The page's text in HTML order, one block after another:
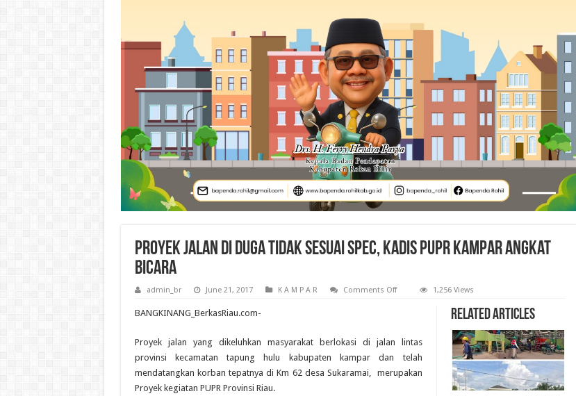
Proyek jalan di duga tidak sesuai spec, Kadis PUPR kampar angkat
bicara
admin_br June 21, 2017 K A M P A R Comments Offon
sesuai
spec,
Kadis
PUPR
kampar
1,256 Views
Related Articles
BANGKINANG_BerkasRiau.com-
Proyek jalan yang dikeluhkan masyarakat berlokasi di jalan lintas
provinsi kecamatan tapung hulu kabupaten kampar dan telah
mendatangkan korban tepatnya di Km 62 desa Sukaramai, merupakan
Proyek kegiatan PUPR Provinsi Riau.